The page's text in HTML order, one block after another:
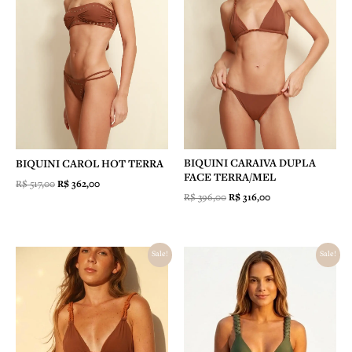
BIQUINI CAROL HOT TERRA
R$517,00 R$ 362,00
BIQUINI CARAIVA DUPLA
FACE TERRA/MEL
R$396,00 R$ 316,00
Sale!
preço
original
era:
R$ 396,00.
O
preço
atual
R$ 316,00.
Sale!
preço
original
era:
R$ 506,00.
O
preço
atual
é:
R$ 404,00.